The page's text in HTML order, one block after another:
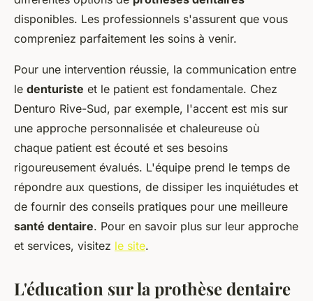
disponibles. Les professionnels s'assurent que vous
compreniez parfaitement les soins à venir.
Pour une intervention réussie, la communication entre
le denturiste et le patient est fondamentale. Chez
Denturo Rive-Sud, par exemple, l'accent est mis sur
une approche personnalisée et chaleureuse où
chaque patient est écouté et ses besoins
rigoureusement évalués. L'équipe prend le temps de
répondre aux questions, de dissiper les inquiétudes et
de fournir des conseils pratiques pour une meilleure
santé dentaire. Pour en savoir plus sur leur approche
et services, visitez le site.
L'éducation sur la prothèse dentaire